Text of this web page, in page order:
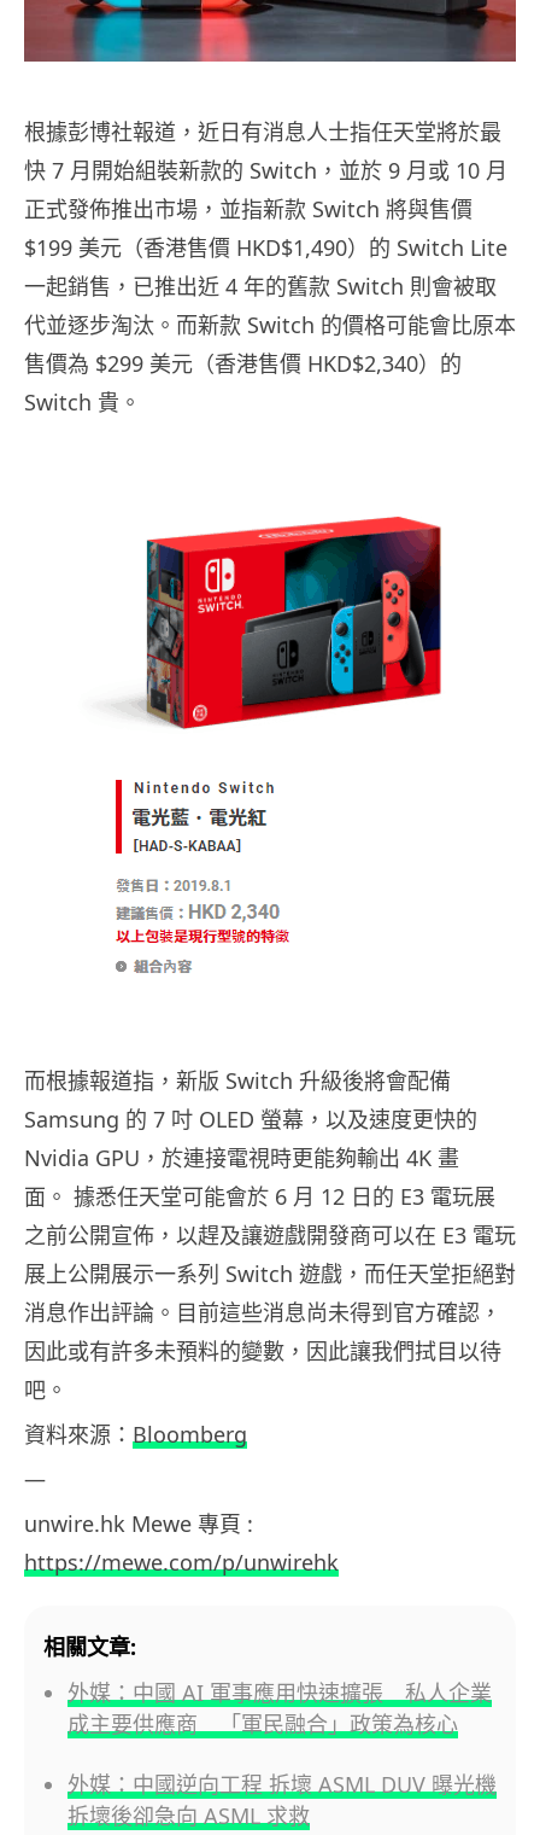
根據彭博社報道，近日有消息人士指任天堂將於最
快 7 月開始組裝新款的 Switch，並於 9 月或 10 月
正式發佈推出市場，並指新款 Switch 將與售價
$199 美元（香港售價 HKD$1,490）的 Switch Lite
一起銷售，已推出近 4 年的舊款 Switch 則會被取
代並逐步淘汰。而新款 Switch 的價格可能會比原本
售價為 $299 美元（香港售價 HKD$2,340）的
Switch 貴。
而根據報道指，新版 Switch 升級後將會配備
Samsung 的 7 吋 OLED 螢幕，以及速度更快的
Nvidia GPU，於連接電視時更能夠輸出 4K 畫
面。 據悉任天堂可能會於 6 月 12 日的 E3 電玩展
之前公開宣佈，以趕及讓遊戲開發商可以在 E3 電玩
展上公開展示一系列 Switch 遊戲，而任天堂拒絕對
消息作出評論。目前這些消息尚未得到官方確認，
因此或有許多未預料的變數，因此讓我們拭目以待
吧。
資料來源： Bloomberg
—
unwire.hk Mewe 專頁 :
https://mewe.com/p/unwirehk
相關文章:
外媒：中國 AI 軍事應用快速擴張 私人企業
成主要供應商 「軍民融合」政策為核心
外媒：中國逆向工程 拆壞 ASML DUV 曝光機
拆壞後卻急向 ASML 求救